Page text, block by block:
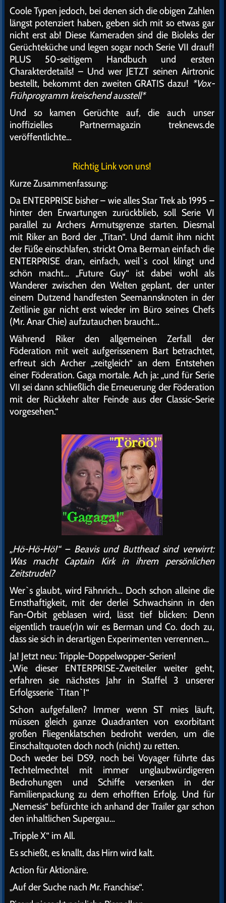
Coole Typen jedoch, bei denen sich die obigen Zahlen
längst potenziert haben, geben sich mit so etwas gar
nicht erst ab! Diese Kameraden sind die Bioleks der
Gerüchteküche und legen sogar noch Serie VII drauf!
PLUS 50-seitigem Handbuch und ersten
Charakterdetails! – Und wer JETZT seinen Airtronic
bestellt, bekommt den zweiten GRATIS dazu! *Vox-
Frühprogramm kreischend ausstell*
Und so kamen Gerüchte auf, die auch unser
inoffizielles Partnermagazin treknews.de
veröffentlichte…
Richtig Link von uns!
Kurze Zusammenfassung:
Da ENTERPRISE bisher – wie alles Star Trek ab 1995 –
hinter den Erwartungen zurückblieb, soll Serie VI
parallel zu Archers Armutsgrenze starten. Diesmal
mit Riker an Bord der „Titan“. Und damit ihm nicht
der Füße einschlafen, strickt Oma Berman einfach die
ENTERPRISE dran, einfach, weil`s cool klingt und
schön macht… „Future Guy“ ist dabei wohl als
Wanderer zwischen den Welten geplant, der unter
einem Dutzend handfesten Seemannsknoten in der
Zeitlinie gar nicht erst wieder im Büro seines Chefs
(Mr. Anar Chie) aufzutauchen braucht…
Während Riker den allgemeinen Zerfall der
Föderation mit weit aufgerissenem Bart betrachtet,
erfreut sich Archer „zeitgleich“ an dem Entstehen
einer Föderation. Gaga mortale. Ach ja: „und für Serie
VII sei dann schließlich die Erneuerung der Föderation
mit der Rückkehr alter Feinde aus der Classic-Serie
vorgesehen.“
„Hö-Hö-Hö!“ – Beavis und Butthead sind verwirrt:
Was macht Captain Kirk in ihrem persönlichen
Zeitstrudel?
Wer`s glaubt, wird Fähnrich… Doch schon alleine die
Ernsthaftigkeit, mit der derlei Schwachsinn in den
Fan-Orbit geblasen wird, lässt tief blicken: Denn
eigentlich traue(r)n wir es Berman und Co. doch zu,
dass sie sich in derartigen Experimenten verrennen…
Ja! Jetzt neu: Tripple-Doppelwopper-Serien!
„Wie dieser ENTERPRISE-Zweiteiler weiter geht,
erfahren sie nächstes Jahr in Staffel 3 unserer
Erfolgsserie `Titan`!“
Schon aufgefallen? Immer wenn ST mies läuft,
müssen gleich ganze Quadranten von exorbitant
großen Fliegenklatschen bedroht werden, um die
Einschaltquoten doch noch (nicht) zu retten.
Doch weder bei DS9, noch bei Voyager führte das
Techtelmechtel mit immer unglaubwürdigeren
Bedrohungen und Schiffe versenken in der
Familienpackung zu dem erhofften Erfolg. Und für
„Nemesis“ befürchte ich anhand der Trailer gar schon
den inhaltlichen Supergau…
„Tripple X“ im All.
Es schießt, es knallt, das Hirn wird kalt.
Action für Aktionäre.
„Auf der Suche nach Mr. Franchise“.